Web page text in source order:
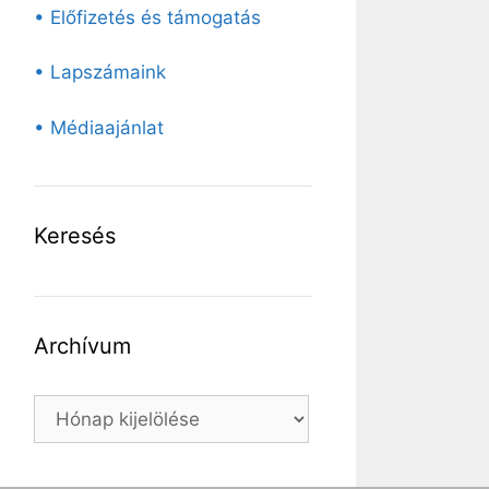
• Előfizetés és támogatás
• Lapszámaink
• Médiaajánlat
Keresés
Archívum
Archívum